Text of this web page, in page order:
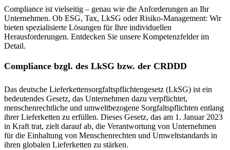
Compliance ist vielseitig – genau wie die Anforderungen an Ihr
Unternehmen. Ob ESG, Tax, LkSG oder Risiko-Management: Wir
bieten spezialisierte Lösungen für Ihre individuellen
Herausforderungen. Entdecken Sie unsere Kompetenzfelder im
Detail.
Compliance bzgl. des LkSG bzw. der CRDDD
Das deutsche Lieferkettensorgfaltspflichtengesetz (LkSG) ist ein
bedeutendes Gesetz, das Unternehmen dazu verpflichtet,
menschenrechtliche und umweltbezogene Sorgfaltspflichten entlang
ihrer Lieferketten zu erfüllen. Dieses Gesetz, das am 1. Januar 2023
in Kraft trat, zielt darauf ab, die Verantwortung von Unternehmen
für die Einhaltung von Menschenrechten und Umweltstandards in
ihren globalen Lieferketten zu stärken.